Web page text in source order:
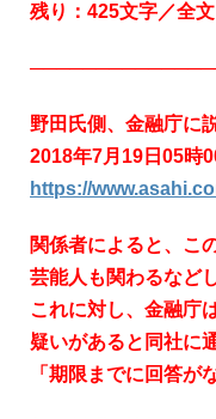
残り：425文字／全
野田氏側、金融庁に
2018年7月19日05時
https://
関係者によると、こ
芸能人も関わるなど
これに対し、金融庁
疑いがあると同社に
「期限までに回答が